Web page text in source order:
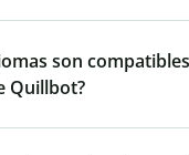
son
Quillbot?